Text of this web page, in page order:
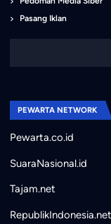
Pasang Iklan
PEWARTA NETWORK
Pewarta.co.id
SuaraNasional.id
Tajam.net
RepublikIndonesia.net